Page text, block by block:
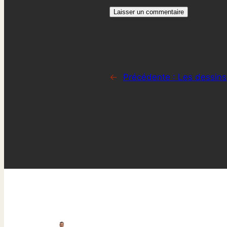
← Précédente : Les